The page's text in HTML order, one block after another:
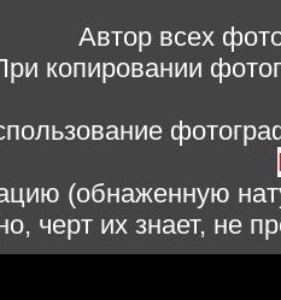
Автор всех
копировании
(обнаженную
черт их знает, не